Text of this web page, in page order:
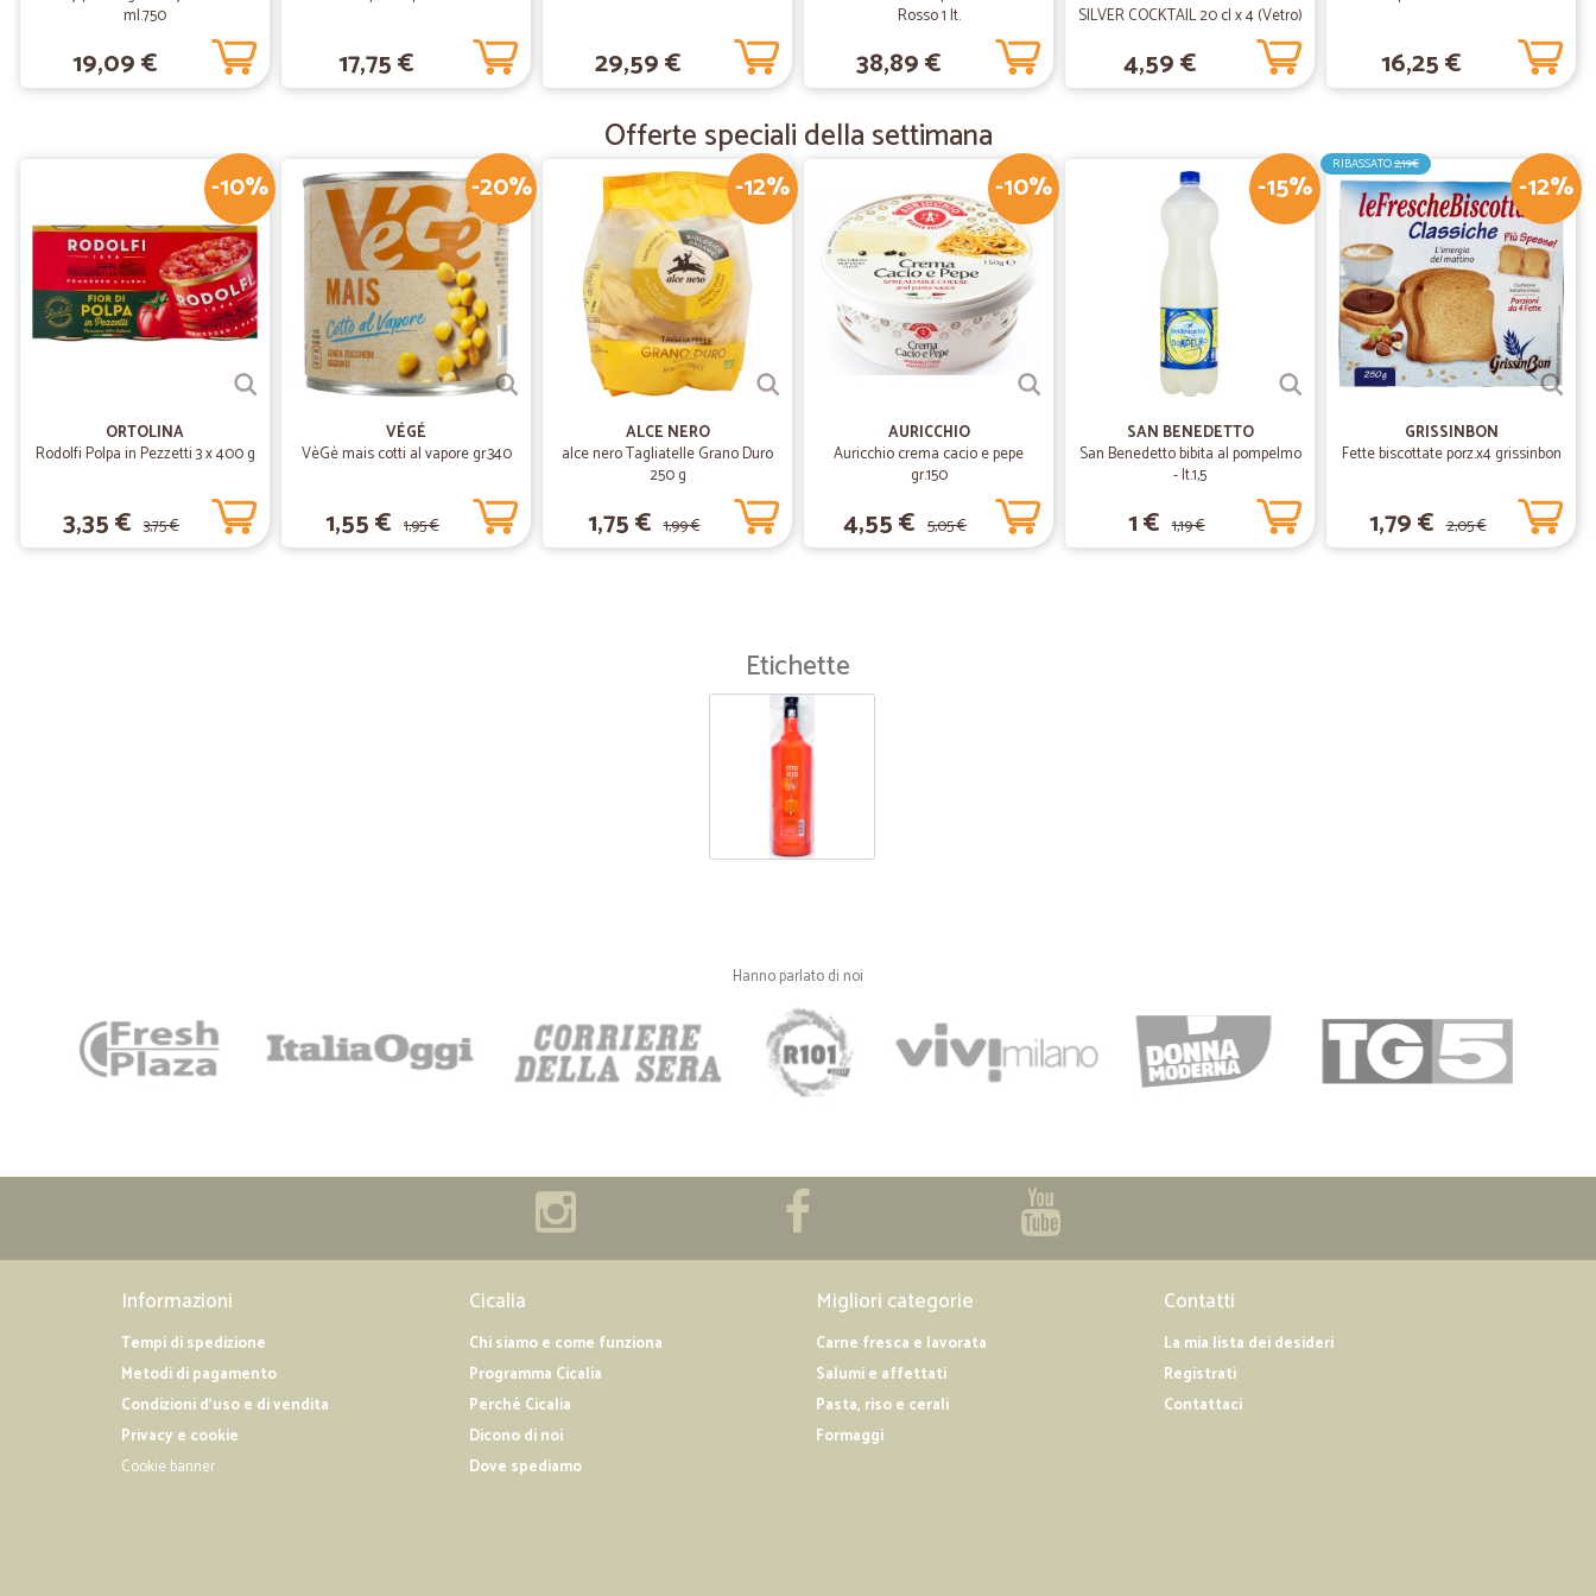
20/12/2019
Selvaggia R.
Consigliatissimo
Spedizione super veloce Ottimi prezzi Consigliatissimo
01/12/2019
—Sergio T.
Ottimo sito
Ottimo servizio. Spedizione velocissima. Consigliato.
ml.750
19,09 € 17,75 € 29,59 €
Rosso 1 lt.
38,89 €
SILVER COCKTAIL 20 cl x 4 (Vetro)
4,59 € 16,25 €
Offerte speciali della settimana
-10%
ORTOLINA
Rodolfi Polpa in Pezzetti 3 x 400 g
3,35 € 3,75 €
-20%
VÉGÉ
VèGè mais cotti al vapore gr.340
1,55 € 1,95 €
-12%
ALCE NERO
alce nero Tagliatelle Grano Duro
250 g
1,75 € 1,99 €
-10%
AURICCHIO
Auricchio crema cacio e pepe
gr.150
4,55 € 5,05 €
-15%
SAN BENEDETTO
San Benedetto bibita al pompelmo
- lt.1,5
1 € 1,19 €
-12%
RIBASSATO2,19€
GRISSINBON
Fette biscottate porz.x4 grissinbon
1,79 € 2,05 €
Etichette
Hanno parlato di noi
Informazioni
Tempi di spedizione
Metodi di pagamento
Condizioni d'uso e di vendita
Privacy e cookie
Cookie banner
Cicalia
Chi siamo e come funziona
Programma Cicalia
Perché Cicalia
Dicono di noi
Dove spediamo
Migliori categorie
Carne fresca e lavorata
Salumi e affettati
Pasta, riso e cerali
Formaggi
Contatti
La mia lista dei desideri
Registrati
Contattaci